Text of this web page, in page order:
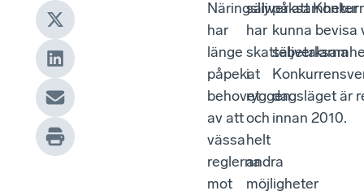
Näringsliv
har
länge
påpekat
behovet
av att
vässa
reglerna
mot
säljverksamheter
har
skattebetalarna
i
ryggen
och
helt
andra
möjligheter
på att
kunna bevisa
dagsläget är
innan 2010.